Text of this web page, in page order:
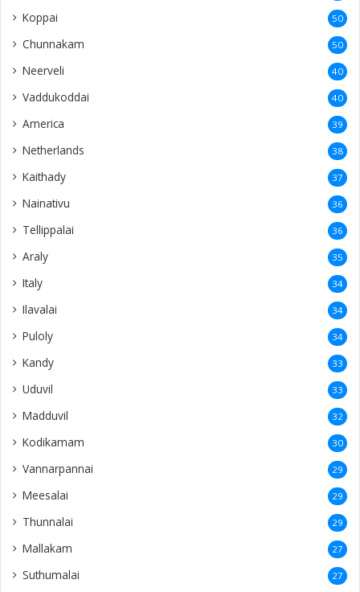
Koppai 50
Chunnakam 50
Neerveli 40
Vaddukoddai 40
America 39
Netherlands 38
Kaithady 37
Nainativu 36
Tellippalai 36
Araly 35
Italy 34
Ilavalai 34
Puloly 34
Kandy 33
Uduvil 33
Madduvil 32
Kodikamam 30
Vannarpannai 29
Meesalai 29
Thunnalai 29
Mallakam 27
Suthumalai 27